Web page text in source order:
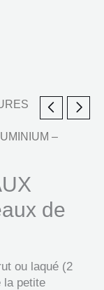
–
de
ou laqué (2
la petite